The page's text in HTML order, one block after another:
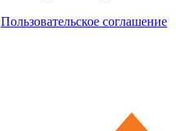
Пользовательское соглашение